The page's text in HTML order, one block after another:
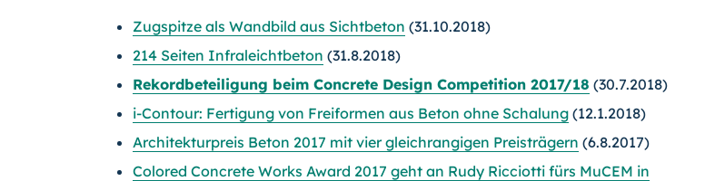
Zugspitze als Wandbild aus Sichtbeton (31.10.2018)
214 Seiten Infraleichtbeton (31.8.2018)
Rekordbeteiligung beim Concrete Design Competition 2017/18 (30.7.2018)
i-Contour: Fertigung von Freiformen aus Beton ohne Schalung (12.1.2018)
Architekturpreis Beton 2017 mit vier gleichrangigen Preisträgern (6.8.2017)
Colored Concrete Works Award 2017 geht an Rudy Ricciotti fürs MuCEM in